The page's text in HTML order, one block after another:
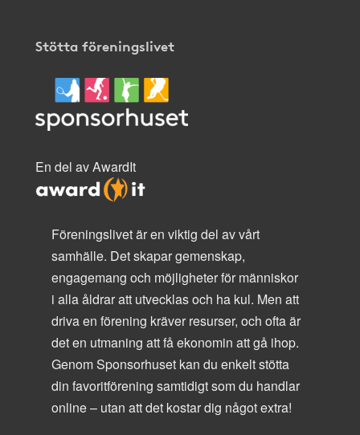
Stötta föreningslivet
En del av AwardIt
Föreningslivet är en viktig del av vårt
samhälle. Det skapar gemenskap,
engagemang och möjligheter för människor
i alla åldrar att utvecklas och ha kul. Men att
driva en förening kräver resurser, och ofta är
det en utmaning att få ekonomin att gå ihop.
Genom Sponsorhuset kan du enkelt stötta
din favoritförening samtidigt som du handlar
online – utan att det kostar dig något extra!